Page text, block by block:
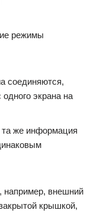
режимы
соединяются,
экрана на
же информация
например, внешний
крышкой,